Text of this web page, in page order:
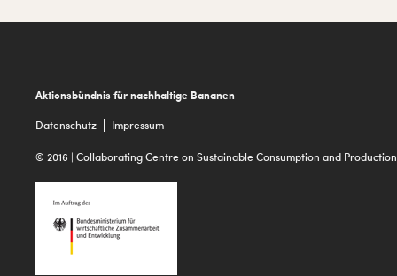
Footer
Aktionsbündnis für nachhaltige Bananen
Datenschutz Impressum
© 2016 | Collaborating Centre on Sustainable Consumption and Production